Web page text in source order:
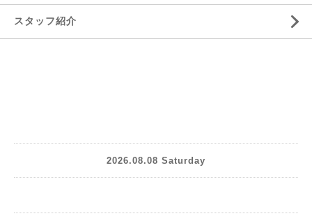
スタッフ紹介
2026.08.08 Saturday